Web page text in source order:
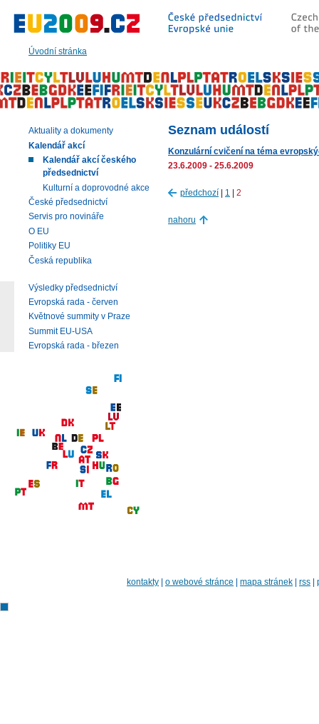
Úvodní stránka
hlavní
|
navigaci
|
vyhledávání
Seznam událostí
Konzulární cvičení na téma
23.6.2009 - 25.6.2009
předchozí 1 2
nahoru
Aktuality a dokumenty
Kalendář akcí
Kalendář akcí českého
předsednictví
Kulturní a doprovodné akce
České předsednictví
Servis pro novináře
O EU
Politiky EU
Česká republika
Výsledky předsednictví
Evropská rada - červen
Květnové summity v Praze
Summit EU-USA
Evropská rada - březen
kontakty o webové stránce mapa stránek rss